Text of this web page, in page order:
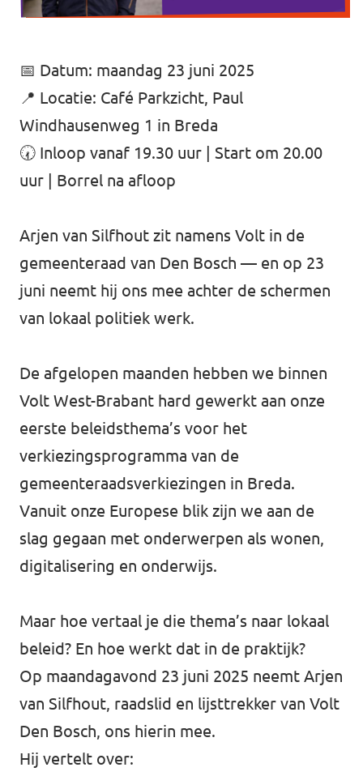
📅 Datum: maandag 23 juni 2025
📍 Locatie: Café Parkzicht, Paul
Windhausenweg 1 in Breda
🕢 Inloop vanaf 19.30 uur | Start om 20.00
uur | Borrel na afloop
Arjen van Silfhout zit namens Volt in de
gemeenteraad van Den Bosch — en op 23
juni neemt hij ons mee achter de schermen
van lokaal politiek werk.
De afgelopen maanden hebben we binnen
Volt West-Brabant hard gewerkt aan onze
eerste beleidsthema’s voor het
verkiezingsprogramma van de
gemeenteraadsverkiezingen in Breda.
Vanuit onze Europese blik zijn we aan de
slag gegaan met onderwerpen als wonen,
digitalisering en onderwijs.
Maar hoe vertaal je die thema’s naar lokaal
beleid? En hoe werkt dat in de praktijk?
Op maandagavond 23 juni 2025 neemt Arjen
van Silfhout, raadslid en lijsttrekker van Volt
Den Bosch, ons hierin mee.
Hij vertelt over: